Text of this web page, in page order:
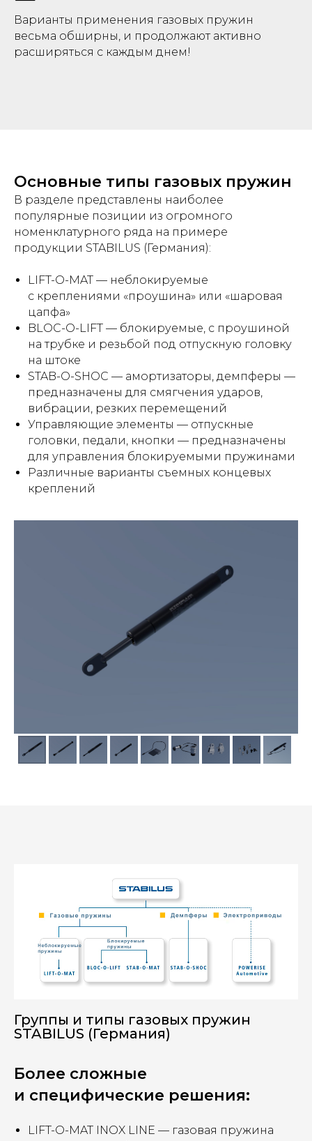
Варианты применения газовых пружин
весьма обширны, и продолжают активно
расширяться с каждым днем!
Основные типы газовых пружин
В разделе представлены наиболее
популярные позиции из огромного
номенклатурного ряда на примере
продукции STABILUS (Германия):
LIFT-O-MAT — неблокируемые
с креплениями «проушина» или «шаровая
цапфа»
BLOC-O-LIFT — блокируемые, с проушиной
на трубке и резьбой под отпускную головку
на штоке
STAB-O-SHOC — амортизаторы, демпферы —
предназначены для смягчения ударов,
вибрации, резких перемещений
Управляющие элементы — отпускные
головки, педали, кнопки — предназначены
для управления блокируемыми пружинами
Различные варианты съемных концевых
креплений
Группы и типы газовых пружин
STABILUS (Германия)
Более сложные
и специфические решения:
LIFT-O-MAT INOX LINE — газовая пружина